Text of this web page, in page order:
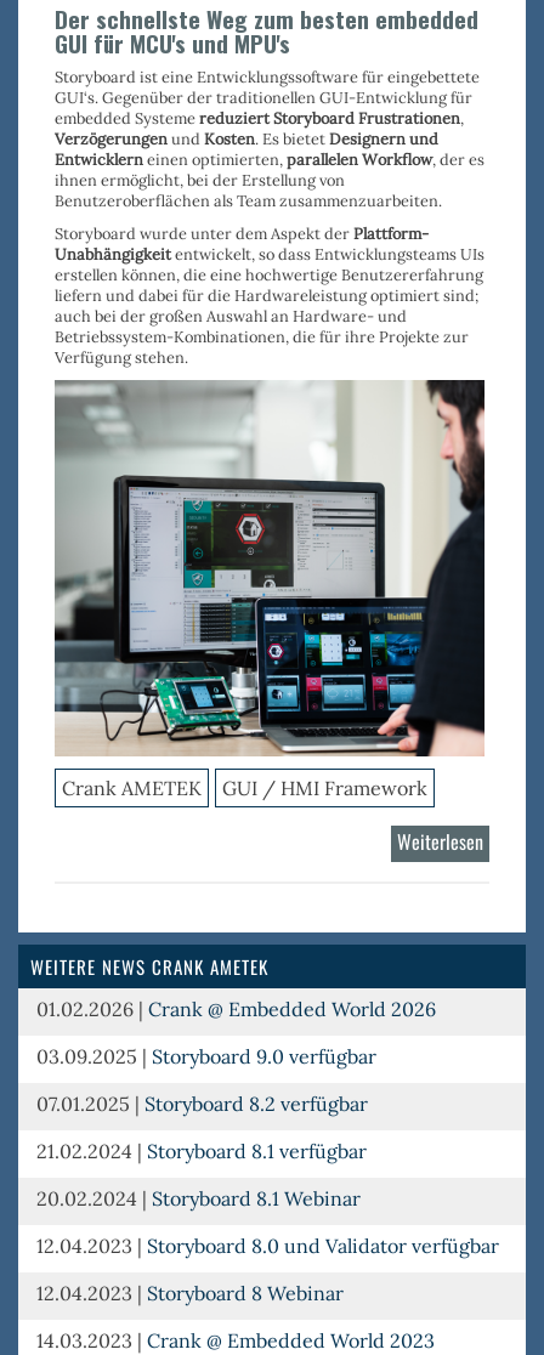
Der schnellste Weg zum besten embedded
GUI für MCU's und MPU's
Storyboard ist eine Entwicklungssoftware für eingebettete
GUI‘s. Gegenüber der traditionellen GUI-Entwicklung für
embedded Systemereduziert Storyboard Frustrationen,
Verzögerungenund Kosten. Es bietetDesignern und
Entwicklerneinen optimierten, parallelen Workflow, der es
ihnen ermöglicht, bei der Erstellung von
Benutzeroberflächen als Team zusammenzuarbeiten.
Storyboard wurde unter dem Aspekt derPlattform-
Unabhängigkeitentwickelt, so dass Entwicklungsteams UIs
erstellen können, die eine hochwertige Benutzererfahrung
liefern und dabei für die Hardwareleistung optimiert sind;
auch bei der großen Auswahl an Hardware- und
Betriebssystem-Kombinationen, die für ihre Projekte zur
Verfügung stehen.
Crank AMETEK GUI / HMI Framework
Weiterlesen
WEITERE NEWS CRANK AMETEK
01.02.2026 | Crank @ Embedded World 2026
03.09.2025 | Storyboard 9.0 verfügbar
07.01.2025 | Storyboard 8.2 verfügbar
21.02.2024 | Storyboard 8.1 verfügbar
20.02.2024 | Storyboard 8.1 Webinar
12.04.2023 | Storyboard 8.0 und Validator verfügbar
12.04.2023 | Storyboard 8 Webinar
14.03.2023 | Crank @ Embedded World 2023